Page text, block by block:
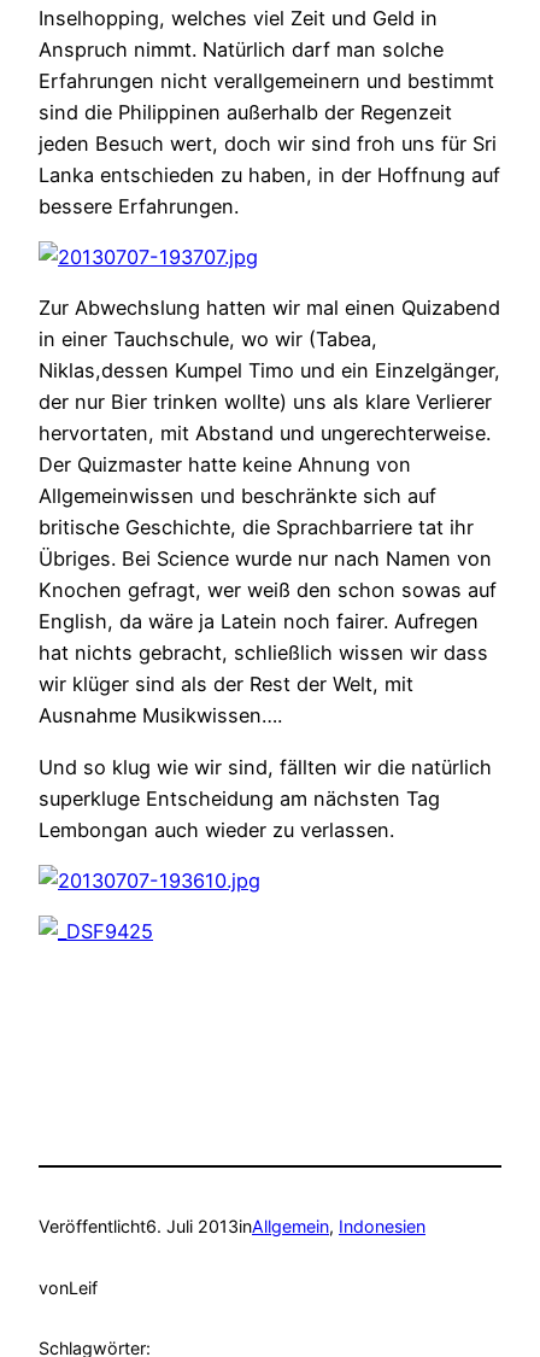
Inselhopping, welches viel Zeit und Geld in
Anspruch nimmt. Natürlich darf man solche
Erfahrungen nicht verallgemeinern und bestimmt
sind die Philippinen außerhalb der Regenzeit
jeden Besuch wert, doch wir sind froh uns für Sri
Lanka entschieden zu haben, in der Hoffnung auf
bessere Erfahrungen.
Zur Abwechslung hatten wir mal einen Quizabend
in einer Tauchschule, wo wir (Tabea,
Niklas,dessen Kumpel Timo und ein Einzelgänger,
der nur Bier trinken wollte) uns als klare Verlierer
hervortaten, mit Abstand und ungerechterweise.
Der Quizmaster hatte keine Ahnung von
Allgemeinwissen und beschränkte sich auf
britische Geschichte, die Sprachbarriere tat ihr
Übriges. Bei Science wurde nur nach Namen von
Knochen gefragt, wer weiß den schon sowas auf
English, da wäre ja Latein noch fairer. Aufregen
hat nichts gebracht, schließlich wissen wir dass
wir klüger sind als der Rest der Welt, mit
Ausnahme Musikwissen….
Und so klug wie wir sind, fällten wir die natürlich
superkluge Entscheidung am nächsten Tag
Lembongan auch wieder zu verlassen.
Veröffentlicht6. Juli 2013inAllgemein, Indonesien
vonLeif
Schlagwörter: